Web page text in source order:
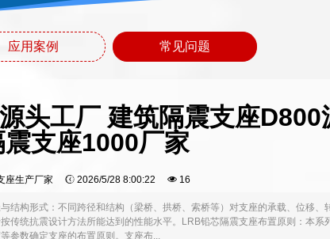
应用案例 常见问题
头工厂 建筑隔震支座D800
支座1000厂家
座生产厂家 2026/5/28 8:00:22 16
结构形式：不同跨径和结构（梁桥、拱桥、索桥等）对支座的承载、位移、
传统抗震设计方法所能达到的性能水平。LRB铅芯隔震支座布置原则：本系
参数确定支座的布置原则。支座布...